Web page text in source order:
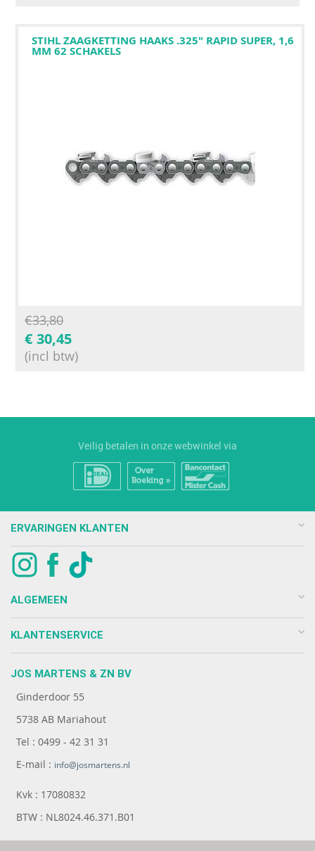
STIHL ZAAGKETTING HAAKS .325" RAPID SUPER, 1,6
MM 62 SCHAKELS
€33,80
€ 30,45
(incl btw)
Veilig betalen in onze webwinkel via
ERVARINGEN KLANTEN
ALGEMEEN
KLANTENSERVICE
JOS MARTENS & ZN BV
Ginderdoor 55
5738 AB Mariahout
Tel : 0499 - 42 31 31
E-mail : info@josmartens.nl
Kvk : 17080832
BTW : NL8024.46.371.B01